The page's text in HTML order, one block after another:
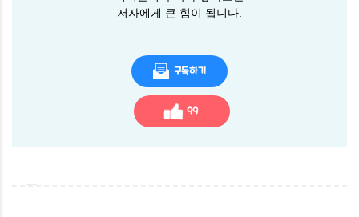
저자에게 큰 힘이 됩니다.
구독하기
99